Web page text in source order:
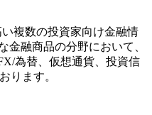
複数の投資家向け金融情
融商品の分野において、
為替、仮想通貨、投資信
ります。